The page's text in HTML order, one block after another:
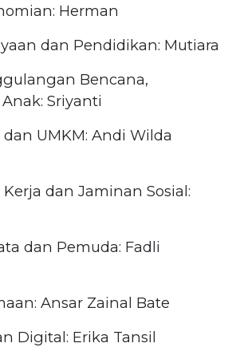
Herman
dan Pendidikan: Mutiara
Bencana,
Sriyanti
UMKM: Andi Wilda
dan Jaminan Sosial:
dan Pemuda: Fadli
Ansar Zainal Bate
Digital: Erika Tansil